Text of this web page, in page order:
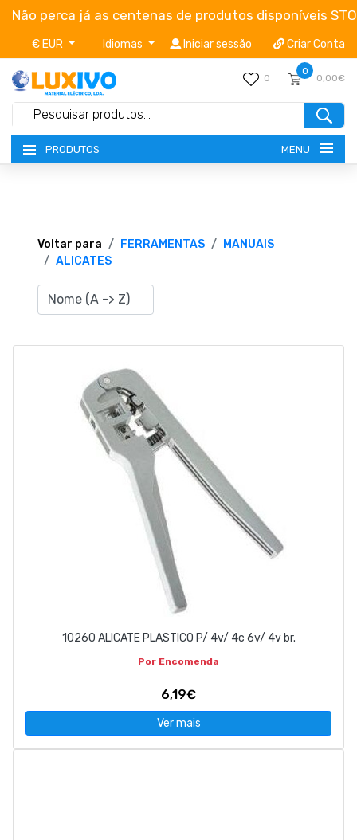
Não perca já as centenas de produtos disponíveis
€ EUR Idiomas Iniciar sessão Criar Conta
0
0
0,00€
PRODUTOS MENU
TERMOS E CONDIÇÕES
CONTACTOS
geral@luxivo.pt
Voltar para FERRAMENTAS
MANUAIS
ALICATES
10260 ALICATE PLASTICO P/ 4v/ 4c 6v/ 4v br.
Por Encomenda
6,19€
Ver mais